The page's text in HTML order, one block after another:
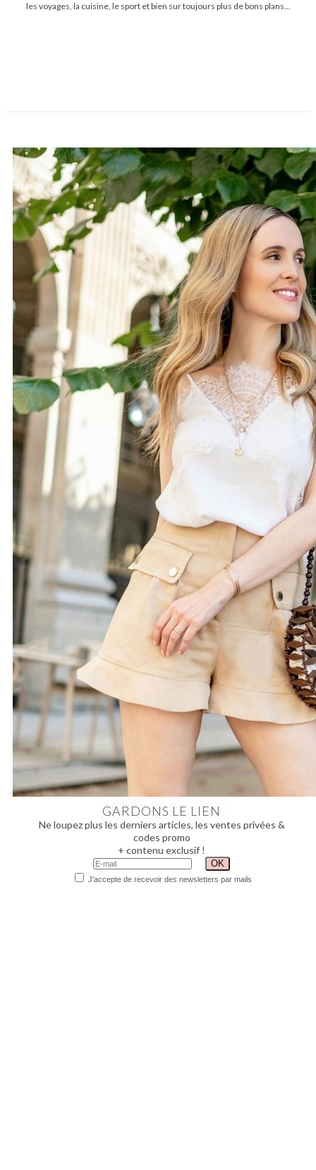
les voyages, la cuisine, le sport et bien sur toujours plus de bons plans...
GARDONS LE LIEN
Ne loupez plus les derniers articles, les ventes privées &
codes promo
+ contenu exclusif !
J'accepte de recevoir des newsletters par mails